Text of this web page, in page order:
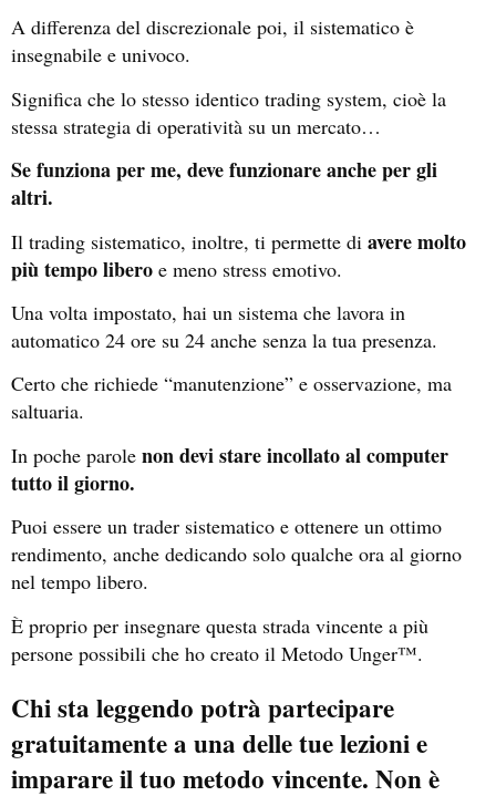
A differenza del discrezionale poi, il sistematico è
insegnabile e univoco.
Significa che lo stesso identico trading system, cioè la
stessa strategia di operatività su un mercato…
Se funziona per me, deve funzionare anche per gli
altri.
Il trading sistematico, inoltre, ti permette di avere molto
più tempo libero e meno stress emotivo.
Una volta impostato, hai un sistema che lavora in
automatico 24 ore su 24 anche senza la tua presenza.
Certo che richiede “manutenzione” e osservazione, ma
saltuaria.
In poche parole non devi stare incollato al computer
tutto il giorno.
Puoi essere un trader sistematico e ottenere un ottimo
rendimento, anche dedicando solo qualche ora al giorno
nel tempo libero.
È proprio per insegnare questa strada vincente a più
persone possibili che ho creato il Metodo Unger™.
Chi sta leggendo potrà partecipare
gratuitamente a una delle tue lezioni e
imparare il tuo metodo vincente. Non è